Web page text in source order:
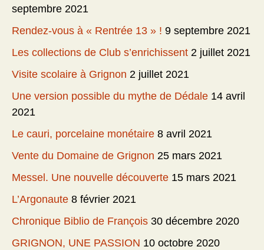
septembre 2021
Rendez-vous à « Rentrée 13 » ! 9 septembre 2021
Les collections de Club s’enrichissent 2 juillet 2021
Visite scolaire à Grignon 2 juillet 2021
Une version possible du mythe de Dédale 14 avril
2021
Le cauri, porcelaine monétaire 8 avril 2021
Vente du Domaine de Grignon 25 mars 2021
Messel. Une nouvelle découverte 15 mars 2021
L’Argonaute 8 février 2021
Chronique Biblio de François 30 décembre 2020
GRIGNON, UNE PASSION 10 octobre 2020